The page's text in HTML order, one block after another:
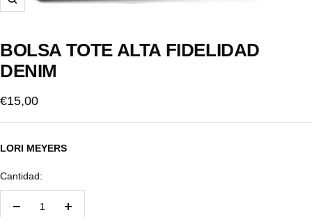
Zoom
BOLSA TOTE ALTA FIDELIDAD
DENIM
Precio
de
venta
€15,00
LORI MEYERS
Cantidad: